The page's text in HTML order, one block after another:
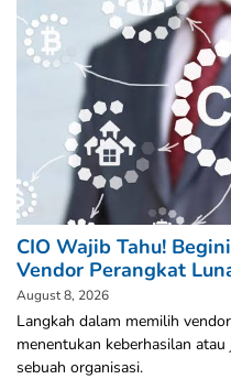
CIO Wajib Tahu!
Vendor Perangkat
August 8, 2026
Langkah dalam memilih
menentukan keberhasilan
sebuah organisasi.